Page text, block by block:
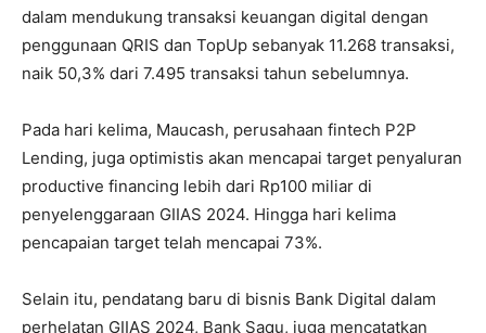
dalam mendukung transaksi keuangan digital dengan
penggunaan QRIS dan TopUp sebanyak 11.268 transaksi,
naik 50,3% dari 7.495 transaksi tahun sebelumnya.
Pada hari kelima, Maucash, perusahaan fintech P2P
Lending, juga optimistis akan mencapai target penyaluran
productive financing lebih dari Rp100 miliar di
penyelenggaraan GIIAS 2024. Hingga hari kelima
pencapaian target telah mencapai 73%.
Selain itu, pendatang baru di bisnis Bank Digital dalam
perhelatan GIIAS 2024, Bank Saqu, juga mencatatkan